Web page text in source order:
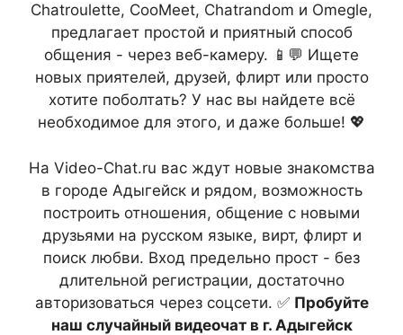
Chatroulette, CooMeet, Chatrandom и Omegle,
предлагает простой и приятный способ
общения - через веб-камеру. 📱💬 Ищете
новых приятелей, друзей, флирт или просто
хотите поболтать? У нас вы найдете всё
необходимое для этого, и даже больше! 💖
На Video-Chat.ru вас ждут новые знакомства
в городе Адыгейск и рядом, возможность
построить отношения, общение с новыми
друзьями на русском языке, вирт, флирт и
поиск любви. Вход предельно прост - без
длительной регистрации, достаточно
авторизоваться через соцсети. ✅ Пробуйте
наш случайный видеочат в г. Адыгейск